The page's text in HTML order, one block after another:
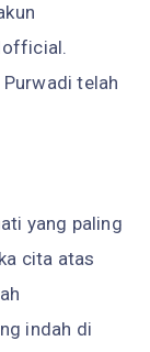
telah
yang paling
cita atas
indah di